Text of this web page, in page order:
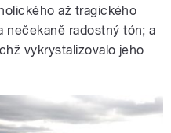
až tragického
nečekaně radostný tón; a
vykrystalizovalo jeho